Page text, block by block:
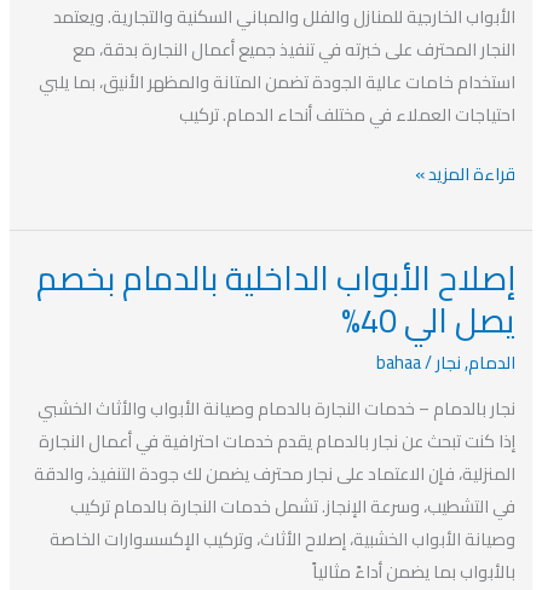
الأبواب الخارجية للمنازل والفلل والمباني السكنية والتجارية. ويعتمد
النجار المحترف على خبرته في تنفيذ جميع أعمال النجارة بدقة، مع
استخدام خامات عالية الجودة تضمن المتانة والمظهر الأنيق، بما يلبي
احتياجات العملاء في مختلف أنحاء الدمام. تركيب
الي
40%
قراءة المزيد »
إصلاح الأبواب الداخلية بالدمام بخصم
يصل الي 40%
الدمام,نجار/
bahaa
نجار بالدمام – خدمات النجارة بالدمام وصيانة الأبواب والأثاث الخشبي
إذا كنت تبحث عن نجار بالدمام يقدم خدمات احترافية في أعمال النجارة
المنزلية، فإن الاعتماد على نجار محترف يضمن لك جودة التنفيذ، والدقة
في التشطيب، وسرعة الإنجاز. تشمل خدمات النجارة بالدمام تركيب
وصيانة الأبواب الخشبية، إصلاح الأثاث، وتركيب الإكسسوارات الخاصة
بالأبواب بما يضمن أداءً مثالياً
إصلاح
الأبواب
الداخلية
بالدمام
بخصم
يصل
الي
40%